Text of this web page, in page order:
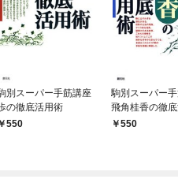
別スーパー手筋講座
の徹底活用術
550
駒別スーパー
飛角桂香の徹
550